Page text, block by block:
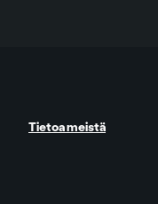
Tietoa meistä